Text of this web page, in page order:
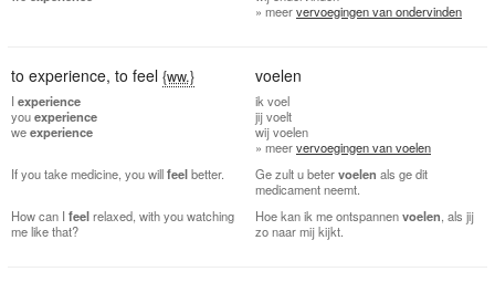
» meervervoegingen van ondervinden
to experience, to feel {ww.} voelen
I experience
youexperience
weexperience
ik voel
jijvoelt
wijvoelen
» meervervoegingen van voelen
If you take medicine, you willfeelbetter. Ge zult u betervoelen als ge dit
medicament neemt.
How can I feelrelaxed, with you watching
me like that?
Hoe kan ik me ontspannenvoelen , als jij
zo naar mij kijkt.